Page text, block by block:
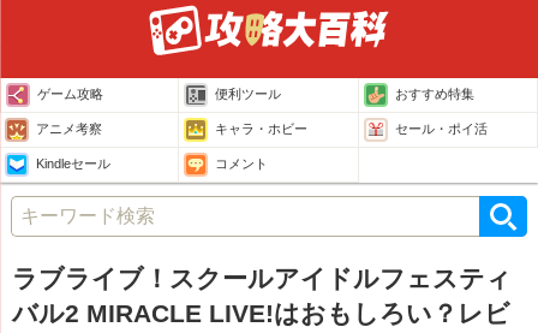
ゲーム攻略 便利ツール おすすめ特集
アニメ考察 キャラ・ホビー セール・ポイ活
Kindleセール コメント
ラブライブ！スクールアイドルフェスティ
バル2 MIRACLE LIVE!はおもしろい？レビ